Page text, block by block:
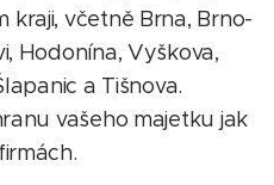
kraji, včetně Brna, Brno-
Hodonína, Vyškova,
a Tišnova.
vašeho majetku jak